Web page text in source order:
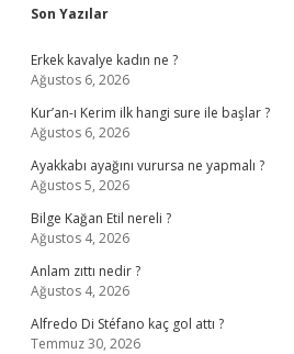
Sidebar
Son Yazılar
Erkek kavalye kadın ne ?
Ağustos 6, 2026
Kur’an-ı Kerim ilk hangi sure ile başlar ?
Ağustos 6, 2026
Ayakkabı ayağını vurursa ne yapmalı ?
Ağustos 5, 2026
Bilge Kağan Etil nereli ?
Ağustos 4, 2026
Anlam zıttı nedir ?
Ağustos 4, 2026
Alfredo Di Stéfano kaç gol attı ?
Temmuz 30, 2026